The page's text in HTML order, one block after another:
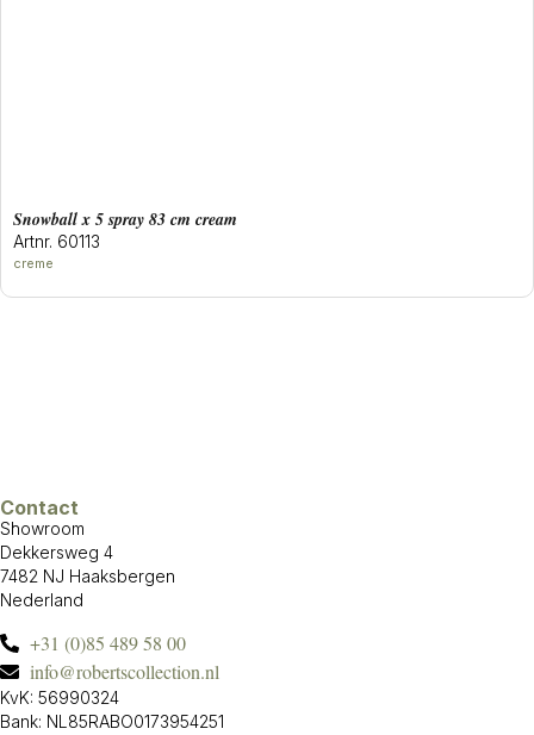
snowball x 5 spray 83 cm cream
Artnr. 60113
creme
Contact
Showroom
Dekkersweg 4
7482 NJ Haaksbergen
Nederland
+31 (0)85 489 58 00
info@robertscollection.nl
KvK: 56990324
Bank: NL85RABO0173954251